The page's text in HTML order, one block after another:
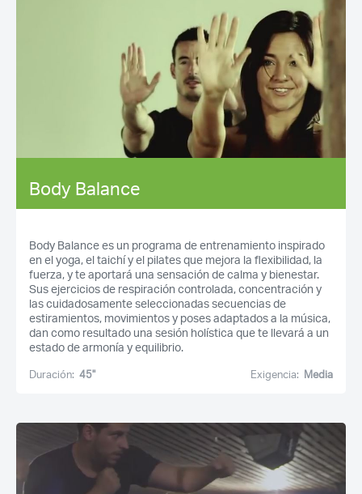
Body Balance
Body Balance es un programa de entrenamiento inspirado
en el yoga, el taichí y el pilates que mejora la flexibilidad, la
fuerza, y te aportará una sensación de calma y bienestar.
Sus ejercicios de respiración controlada, concentración y
las cuidadosamente seleccionadas secuencias de
estiramientos, movimientos y poses adaptados a la música,
dan como resultado una sesión holística que te llevará a un
estado de armonía y equilibrio.
Duración: 45'' Exigencia: Media